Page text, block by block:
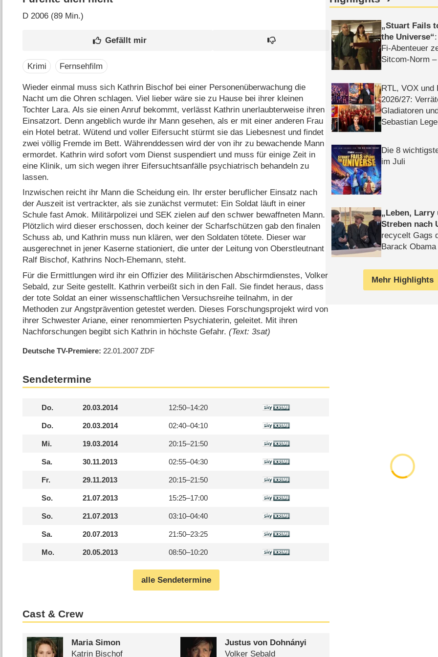
D 2006 (89 Min.)
Krimi Fernsehfilm
Wieder einmal muss sich Kathrin Bischof bei einer Personenüberwachung die
Nacht um die Ohren schlagen. Viel lieber wäre sie zu Hause bei ihrer kleinen
Tochter Lara. Als sie einen Anruf bekommt, verlässt Kathrin unerlaubterweise ihren
Einsatzort. Denn angeblich wurde ihr Mann gesehen, als er mit einer anderen Frau
ein Hotel betrat. Wütend und voller Eifersucht stürmt sie das Liebesnest und findet
zwei völlig Fremde im Bett. Währenddessen wird der von ihr zu bewachende Mann
ermordet. Kathrin wird sofort vom Dienst suspendiert und muss für einige Zeit in
eine Klinik, um sich wegen ihrer Eifersuchtsanfälle psychiatrisch behandeln zu
lassen.
Inzwischen reicht ihr Mann die Scheidung ein. Ihr erster beruflicher Einsatz nach
der Auszeit ist vertrackter, als sie zunächst vermutet: Ein Soldat läuft in einer
Schule fast Amok. Militärpolizei und SEK zielen auf den schwer bewaffneten Mann.
Plötzlich wird dieser erschossen, doch keiner der Scharfschützen gab den finalen
Schuss ab, und Kathrin muss nun klären, wer den Soldaten tötete. Dieser war
ausgerechnet in jener Kaserne stationiert, die unter der Leitung von Oberstleutnant
Ralf Bischof, Kathrins Noch-Ehemann, steht.
Für die Ermittlungen wird ihr ein Offizier des Militärischen Abschirmdienstes, Volker
Sebald, zur Seite gestellt. Kathrin verbeißt sich in den Fall. Sie findet heraus, dass
der tote Soldat an einer wissenschaftlichen Versuchsreihe teilnahm, in der
Methoden zur Angstprävention getestet werden. Dieses Forschungsprojekt wird von
ihrer Schwester Ariane, einer renommierten Psychiaterin, geleitet. Mit ihren
Nachforschungen begibt sich Kathrin in höchste Gefahr.(Text: 3sat)
Deutsche TV-Premiere 22.01.2007 ZDF
Sendetermine
Do. 20.03.2014 12:50–14:20
Do. 20.03.2014 02:40–04:10
Mi. 19.03.2014 20:15–21:50
Sa. 30.11.2013 02:55–04:30
Fr. 29.11.2013 20:15–21:50
So. 21.07.2013 15:25–17:00
So. 21.07.2013 03:10–04:40
Sa. 20.07.2013 21:50–23:25
Mo. 20.05.2013 08:50–10:20
alle Sendetermine
Cast & Crew
Maria Simon
Katrin Bischof
Justus von Dohnányi
Volker Sebald
Stuart Fails
the Universe
Fi-Abenteuer
Sitcom-Norm
RTL, VOX und
2026/​27:
Gladiatoren
Sebastian Lege
Die 8
im Juli
Leben, Larry
Streben nach
recycelt Gags
Barack
Mehr Highlights